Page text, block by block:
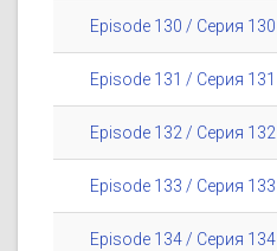
Episode 130 / Серия 130
Episode 131 / Серия 131
Episode 132 / Серия 132
Episode 133 / Серия 133
Episode 134 / Серия 134